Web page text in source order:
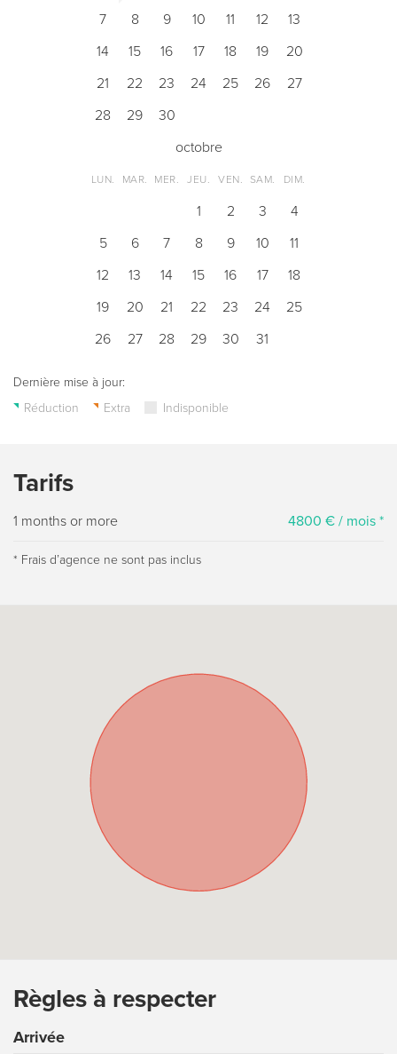
7 8 9 10 11 12
13
14
15 16 17 18 19
20
21
22 23 24 25 26
27
28
29
30
octobre
LUN. MAR. MER. JEU. VEN. SAM. DIM.
1 2 3
4
5
6 7 8 9 10
11
12
13 14 15 16 17
18
19
20 21 22 23 24
25
26
27 28 29 30 31
Dernière mise à jour:
Réduction
Extra Indisponible
Tarifs
1 months or more 4800 € / mois *
* Frais dʼagence ne sont pas inclus
Règles à respecter
Arrivée